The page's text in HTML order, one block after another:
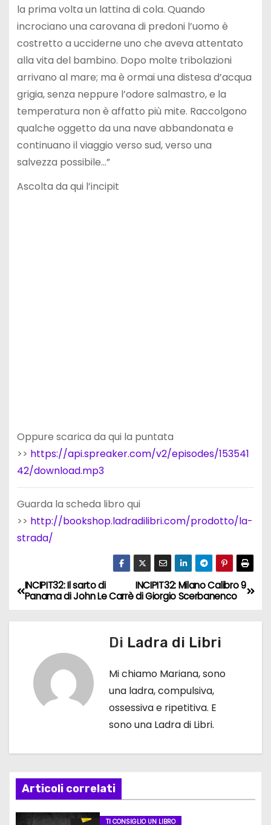
la prima volta un lattina di cola. Quando
incrociano una carovana di predoni l’uomo è
costretto a ucciderne uno che aveva attentato
alla vita del bambino. Dopo molte tribolazioni
arrivano al mare; ma è ormai una distesa d’acqua
grigia, senza neppure l’odore salmastro, e la
temperatura non è affatto più mite. Raccolgono
qualche oggetto da una nave abbandonata e
continuano il viaggio verso sud, verso una
salvezza possibile…”
Ascolta da qui l’incipit
Oppure scarica da qui la puntata
>> https://api.spreaker.com/v2/episodes/153541
42/download.mp3
Guarda la scheda libro qui
>> http://bookshop.ladradilibri.com/prodotto/la-
strada/
N
a
o
INCIPIT32: Milano Calibro 9
di Giorgio Scerbanenco
INCIPIT32: Il sarto di
Panama di John Le Carrè
Di Ladra di Libri
Mi chiamo Mariana, sono
una ladra, compulsiva,
ossessiva e ripetitiva. E
sono una Ladra di Libri.
Articoli correlati
TI CONSIGLIO UN LIBRO